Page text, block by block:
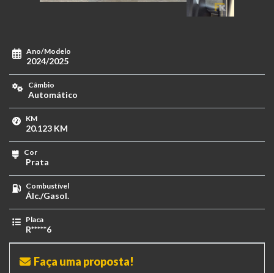
Ano/Modelo
2024/2025
Câmbio
Automático
KM
20.123 KM
Cor
Prata
Combustível
Álc./Gasol.
Placa
R*****6
Faça uma proposta!